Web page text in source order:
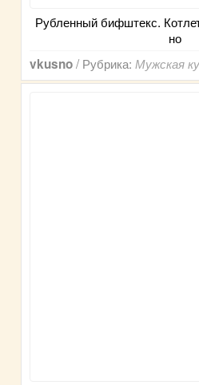
Рубленный бифштекс.
но
vkusno/ Рубрика:Мужская